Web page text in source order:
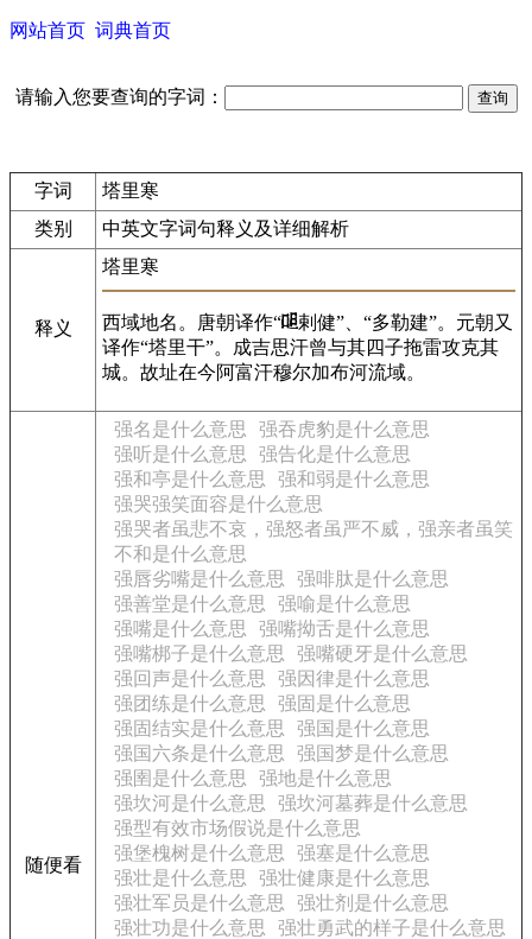
网站首页 词典首页
请输入您要查询的字词：
字词
塔里寒
类别
中英文字词句释义及详细解析
释义
塔里寒
西域地名。唐朝译作“
剌健”、“多勒建”。元朝又
译作“塔里干”。成吉思汗曾与其四子拖雷攻克其
城。故址在今阿富汗穆尔加布河流域。
随便看
强名是什么意思
强吞虎豹是什么意思
强听是什么意思
强告化是什么意思
强和亭是什么意思
强和弱是什么意思
强哭强笑面容是什么意思
强哭者虽悲不哀，强怒者虽严不威，强亲者虽笑
不和是什么意思
强唇劣嘴是什么意思
强啡肽是什么意思
强善堂是什么意思
强喻是什么意思
强嘴是什么意思
强嘴拗舌是什么意思
强嘴梆子是什么意思
强嘴硬牙是什么意思
强回声是什么意思
强因律是什么意思
强团练是什么意思
强固是什么意思
强固结实是什么意思
强国是什么意思
强国六条是什么意思
强国梦是什么意思
强圉是什么意思
强地是什么意思
强坎河是什么意思
强坎河墓葬是什么意思
强型有效市场假说是什么意思
强堡槐树是什么意思
强塞是什么意思
强壮是什么意思
强壮健康是什么意思
强壮军员是什么意思
强壮剂是什么意思
强壮功是什么意思
强壮勇武的样子是什么意思